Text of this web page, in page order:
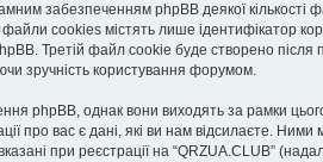
забезпеченням phpBB деякої кількості
cookies містять лише ідентифікатор
Третій файл cookie буде створено після
зручність користування форумом.
phpBB, однак вони виходять за рамки цього
про вас є дані, які ви нам відсилаєте. Ними
при реєстрації на “QRZUA.CLUB”